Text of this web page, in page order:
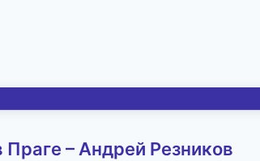
Праге – Андрей Резников